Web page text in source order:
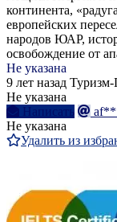
континента,
европейских
народов ЮАР,
освобождение от
Не указана
9 лет назад
Не указана
Написать
Не указана
Удалить из